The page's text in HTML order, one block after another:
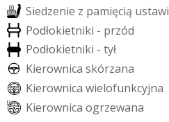
Siedzenie z pamięcią ustawi
Podłokietniki - przód
Podłokietniki - tył
Kierownica skórzana
Kierownica wielofunkcyjna
Kierownica ogrzewana